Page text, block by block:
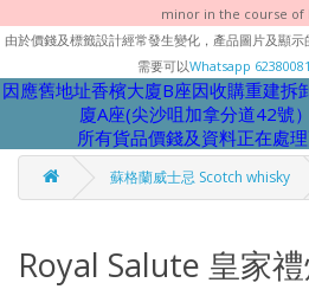
minor in the course of
由於價錢及標籤設計經常發生變化，產品圖片及顯
需要可以Whatsapp 62380081
因應舊地址香檳大廈B座因收購重建拆
廈A座(尖沙咀加拿分道42號
所有貨品價錢及資料正在處
蘇格蘭威士忌 Scotch whisky
Royal Salute 皇家